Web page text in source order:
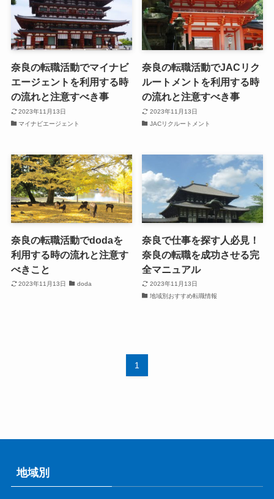
奈良の転職活動でマイナビ
エージェントを利用する時
の流れと注意すべき事
2023年11月13日
マイナビエージェント
奈良の転職活動でJACリク
ルートメントを利用する時
の流れと注意すべき事
2023年11月13日
JACリクルートメント
奈良の転職活動でdodaを
利用する時の流れと注意す
べきこと
2023年11月13日 doda
奈良で仕事を探す人必見！
奈良の転職を成功させる完
全マニュアル
2023年11月13日
地域別おすすめ転職情報
1
地域別